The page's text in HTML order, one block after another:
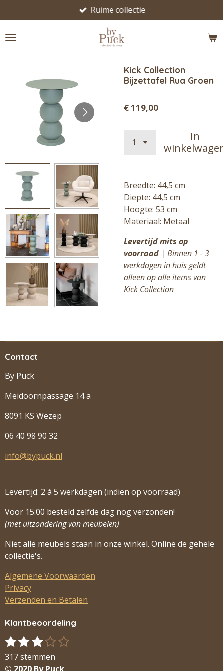
direct
naar
Ruime collectie
Kick Collection
Bijzettafel Rua Groen
€ 119,00
In
Breedte: 44,5 cm
Diepte: 44,5 cm
Hoogte: 53 cm
Materiaal: Metaal
Levertijd mits op
voorraad | Binnen 1 - 3
werkdagen in huis geldt
alleen op alle items van
Kick Collection
Contact
By Puck
Meidoornpassage 14 a
8091 KS Wezep
06 40 98 90 32
info@bypuck.nl
Levertijd: 2 á 5 werkdagen (indien op voorraad)
Voor 15:00 besteld zelfde dag nog verzonden!
(met uitzondering van meubelen)
Niet alle meubels staan in onze winkel. Online de gehele
collectie's.
Algemene Voorwaarden
Privacy
Verzenden en Betalen
Klantbeoordeling
R
a
t
1
s
t
2
s
t
3
s
t
4
s
t
5
t
S
317 stemmen
© 2020 By Puck